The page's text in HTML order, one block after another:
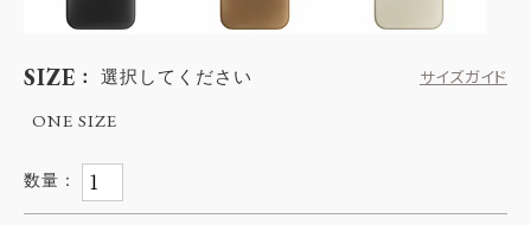
SIZE 選択してください
サイズガイド
ONE SIZE